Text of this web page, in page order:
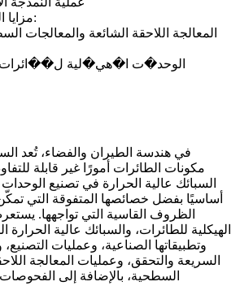
مزايا النمذجة الأولية السريعة:
المعالجة اللاحقة الشائعة والمعالجات
الوحد�ت ا�هي�لية ل��ائرات:
في هندسة الطيران والفضاء، تُعد
مكونات الطائرات أمورًا غير قابلة
السبائك عالية الحرارة في تصنيع الوحدات
أساسيًا بفضل خصائصها المتفوقة التي
الظروف القاسية التي تواجهها.
الهيكلية للطائرات، والسبائك عالية
وتطبيقاتها الصناعية، وعمليات التصنيع،
السريعة والتحقق، وعمليات المعالجة
السطحية، بالإضافة إلى الفحوصات